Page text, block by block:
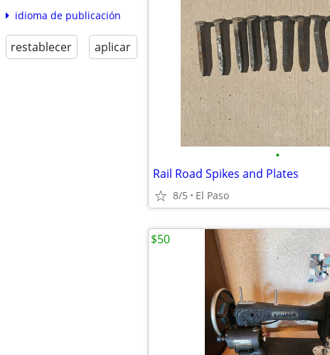
idioma de publicación
restablecer aplicar
•
Rail Road Spikes and Plates
8/5 El Paso
$50